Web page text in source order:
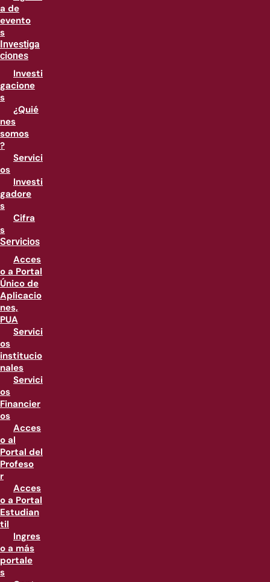
a de
evento
s
Investiga
ciones
Investi
gacione
s
¿Quié
nes
somos
?
Servici
os
Investi
gadore
s
Cifra
s
Servicios
Acces
o a Portal
Único de
Aplicacio
nes,
PUA
Servici
os
institucio
nales
Servici
os
Financier
os
Acces
o al
Portal del
Profeso
r
Acces
o a Portal
Estudian
til
Ingres
o a más
portale
s